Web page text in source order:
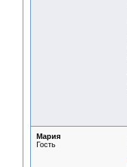
Мария
Гость